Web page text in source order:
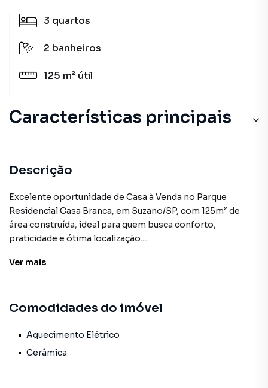
3 quartos
2 banheiros
125 m² útil
Características principais
Descrição
Excelente oportunidade de Casa à Venda no Parque
Residencial Casa Branca, em Suzano/SP, com 125m² de
área construída, ideal para quem busca conforto,
praticidade e ótima localização.
O imóvel conta com 3 dormitórios, ambientes bem
oferece boa iluminação natural e ótimo aproveitamento
Localização privilegiada, a poucos minutos do centro de
Ver mais
Comodidades do imóvel
Aquecimento Elétrico
Cerâmica